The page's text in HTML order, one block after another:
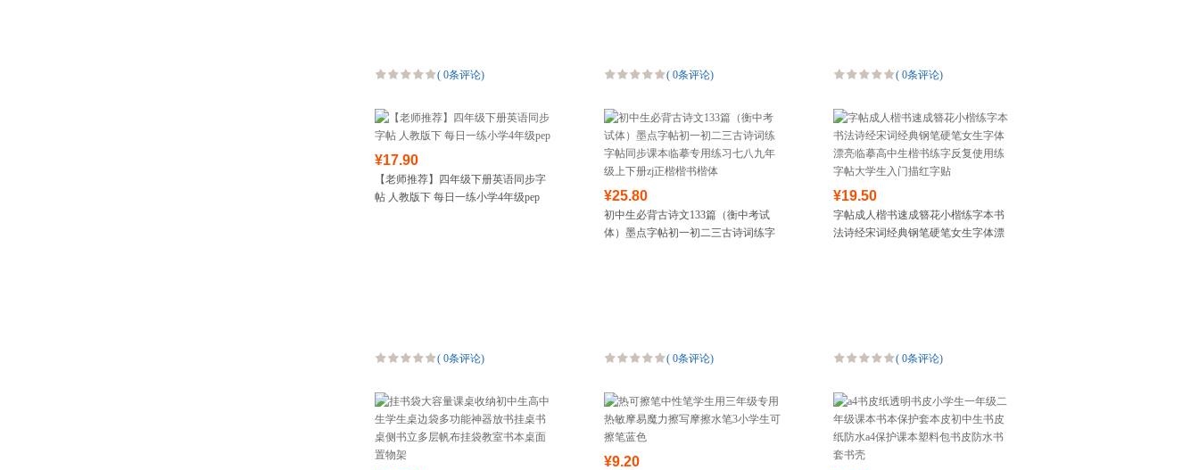
( 0条评论) ( 0条评论) ( 0条评论)
¥17.90
【老师推荐】四年级下册英语同步字
帖 人教版下 每日一练小学4年级pep
( 0条评论)
¥25.80
初中生必背古诗文133篇（衡中考试
体）墨点字帖初一初二三古诗词练字
( 0条评论)
¥19.50
字帖成人楷书速成簪花小楷练字本书
法诗经宋词经典钢笔硬笔女生字体漂
( 0条评论)
¥9.20